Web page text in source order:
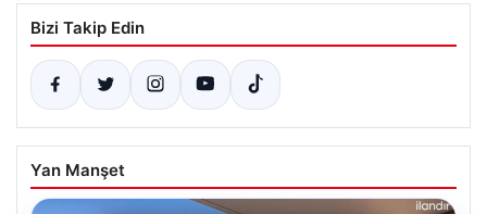
Bizi Takip Edin
Yan Manşet